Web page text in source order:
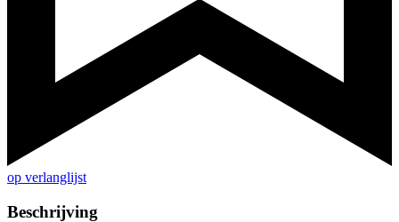
op verlanglijst
Beschrijving